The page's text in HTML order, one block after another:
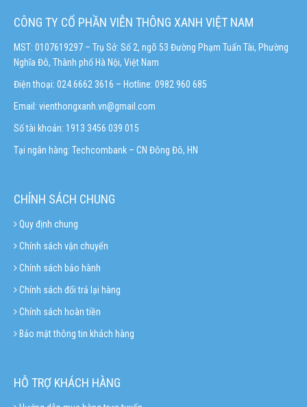
CÔNG TY CỔ PHẦN VIỄN THÔNG XANH VIỆT NAM
MST: 0107619297 – Trụ Sở: Số 2, ngõ 53 Đường Phạm Tuấn Tài, Phường
Nghĩa Đô, Thành phố Hà Nội, Việt Nam
Điện thoại: 024.6662 3616 – Hotline: 0982 960 685
Email: vienthongxanh.vn@gmail.com
Số tài khoản: 1913 3456 039 015
Tại ngân hàng: Techcombank – CN Đông Đô, HN
CHÍNH SÁCH CHUNG
Quy định chung
Chính sách vận chuyển
Chính sách bảo hành
Chính sách đổi trả lại hàng
Chính sách hoàn tiền
Bảo mật thông tin khách hàng
HỖ TRỢ KHÁCH HÀNG